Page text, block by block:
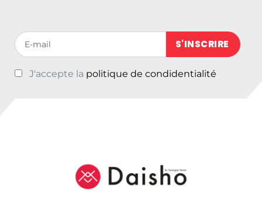
Votre adresse de messagerie (obligatoire)
J'accepte la politique de condidentialité